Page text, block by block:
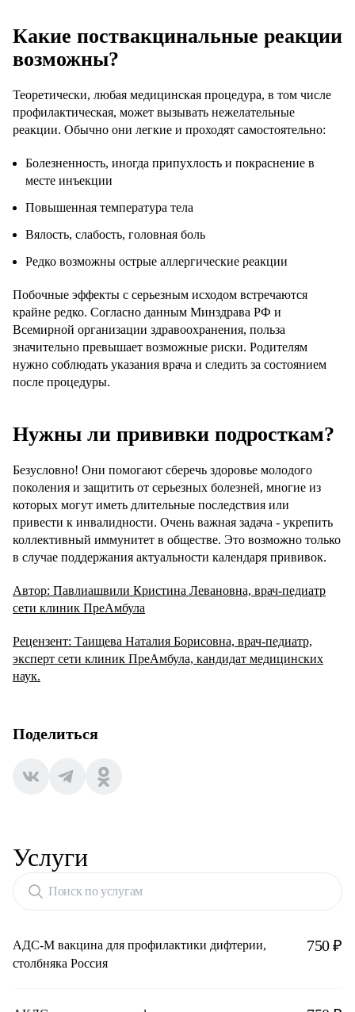
Какие поствакцинальные реакции
возможны?
Теоретически, любая медицинская процедура, в том числе
профилактическая, может вызывать нежелательные
реакции. Обычно они легкие и проходят самостоятельно:
Болезненность, иногда припухлость и покраснение в
месте инъекции
Повышенная температура тела
Вялость, слабость, головная боль
Редко возможны острые аллергические реакции
Побочные эффекты с серьезным исходом встречаются
крайне редко. Согласно данным Минздрава РФ и
Всемирной организации здравоохранения, польза
значительно превышает возможные риски. Родителям
нужно соблюдать указания врача и следить за состоянием
после процедуры.
Нужны ли прививки подросткам?
Безусловно! Они помогают сберечь здоровье молодого
поколения и защитить от серьезных болезней, многие из
которых могут иметь длительные последствия или
привести к инвалидности. Очень важная задача - укрепить
коллективный иммунитет в обществе. Это возможно только
в случае поддержания актуальности календаря прививок.
Автор: Павлиашвили Кристина Левановна, врач-педиатр
сети клиник ПреАмбула
Рецензент: Таищева Наталия Борисовна, врач-педиатр,
эксперт сети клиник ПреАмбула, кандидат медицинских
наук.
Поделиться
Услуги
Поиск по услугам
АДС-М вакцина для профилактики дифтерии,
столбняка Россия
750 ₽